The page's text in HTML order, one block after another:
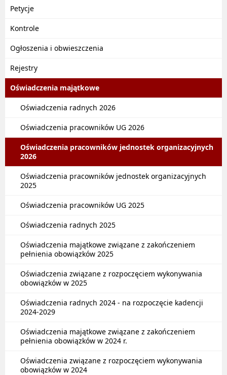
Petycje
Kontrole
Ogłoszenia i obwieszczenia
Rejestry
Oświadczenia majątkowe
Oświadczenia radnych 2026
Oświadczenia pracowników UG 2026
Oświadczenia pracowników jednostek organizacyjnych
2026
Oświadczenia pracowników jednostek organizacyjnych
2025
Oświadczenia pracowników UG 2025
Oświadczenia radnych 2025
Oświadczenia majątkowe związane z zakończeniem
pełnienia obowiązków 2025
Oświadczenia związane z rozpoczęciem wykonywania
obowiązków w 2025
Oświadczenia radnych 2024 - na rozpoczęcie kadencji
2024-2029
Oświadczenia majątkowe związane z zakończeniem
pełnienia obowiązków w 2024 r.
Oświadczenia związane z rozpoczęciem wykonywania
obowiązków w 2024